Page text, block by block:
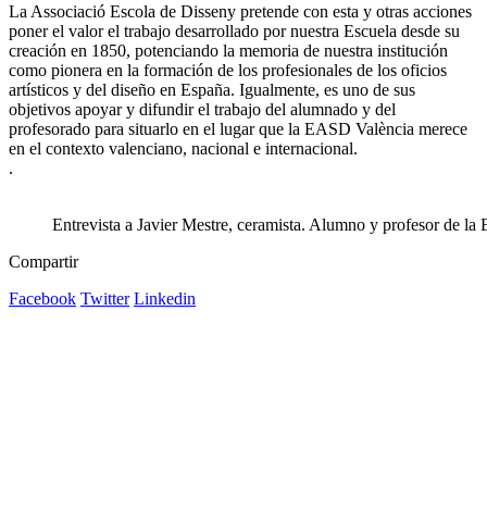
La Associació Escola de Disseny pretende con esta y otras acciones
poner el valor el trabajo desarrollado por nuestra Escuela desde su
creación en 1850, potenciando la memoria de nuestra institución
como pionera en la formación de los profesionales de los oficios
artísticos y del diseño en España. Igualmente, es uno de sus
objetivos apoyar y difundir el trabajo del alumnado y del
profesorado para situarlo en el lugar que la EASD València merece
en el contexto valenciano, nacional e internacional.
.
Entrevista a Javier Mestre, ceramista. Alumno y profesor de la
Compartir
Facebook Twitter Linkedin